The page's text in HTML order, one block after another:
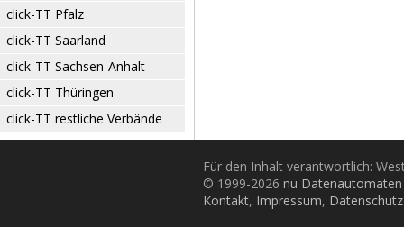
click-TT Pfalz
click-TT Saarland
click-TT Sachsen-Anhalt
click-TT Thüringen
click-TT restliche Verbände
Für den Inhalt verantwortlich:
© 1999-2026 nu
Kontakt, Impressum, Datenschutz